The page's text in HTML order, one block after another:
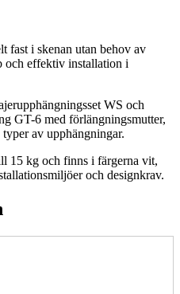
fast i skenan utan behov av
och effektiv installation i
WS och
GT-6 med förlängningsmutter,
av upphängningar.
15 kg och finns i färgerna vit,
och designkrav.